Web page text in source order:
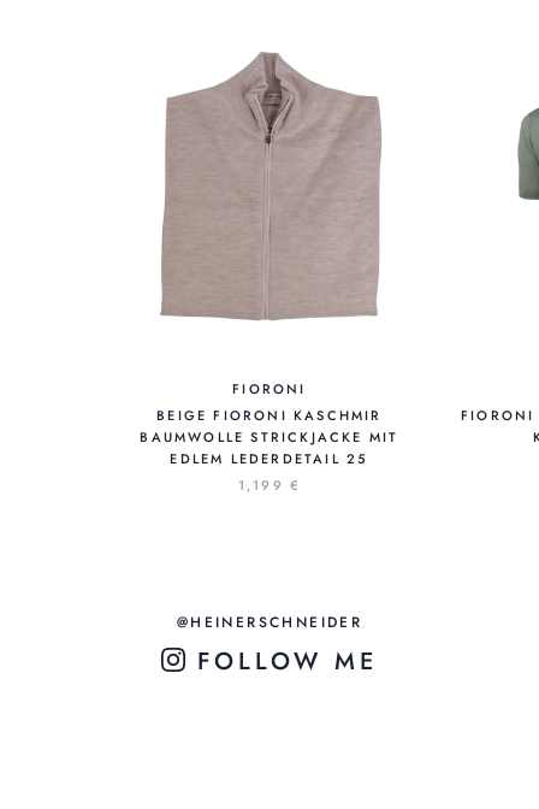
FIORONI
BEIGE FIORONI KASCHMIR
BAUMWOLLE STRICKJACKE MIT
EDLEM LEDERDETAIL 25
1,199 €
FIORONI
@HEINERSCHNEIDER
FOLLOW ME